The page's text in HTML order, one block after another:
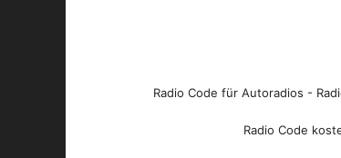
Radio Code für Autoradios -
Radio Code